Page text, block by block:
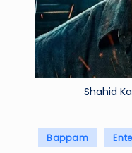
Shahid
Posted
Bappam